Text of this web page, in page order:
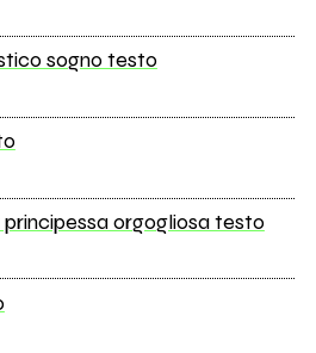
sogno testo
orgogliosa testo